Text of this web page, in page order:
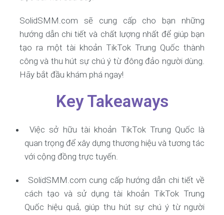
SolidSMM.com sẽ cung cấp cho bạn những
hướng dẫn chi tiết và chất lượng nhất để giúp bạn
tạo ra một tài khoản TikTok Trung Quốc thành
công và thu hút sự chú ý từ đông đảo người dùng.
Hãy bắt đầu khám phá ngay!
Key Takeaways
Việc sở hữu tài khoản TikTok Trung Quốc là
quan trọng để xây dựng thương hiệu và tương tác
với cộng đồng trực tuyến.
SolidSMM.com cung cấp hướng dẫn chi tiết về
cách tạo và sử dụng tài khoản TikTok Trung
Quốc hiệu quả, giúp thu hút sự chú ý từ người